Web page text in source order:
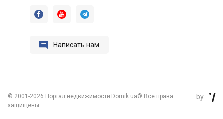
  
 Написать нам
© 2001-2026 Портал недвижимости Domik.ua® Все права
защищены.
by 